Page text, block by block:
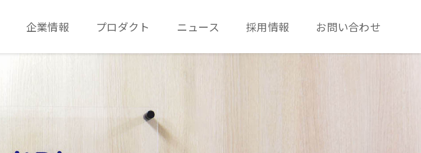
企業情報 プロダクト ニュース 採用情報 お問い合わせ